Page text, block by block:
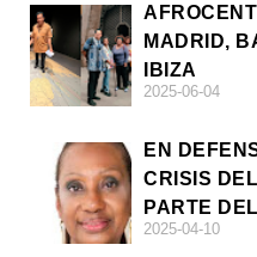
MADRID,
IBIZA
2025-06-04
EN
CRISIS
PARTE
2025-04-10